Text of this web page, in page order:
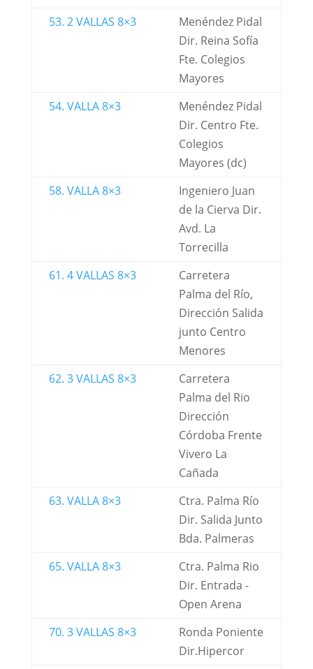
53. 2 VALLAS 8×3
Menéndez Pidal
Dir. Reina Sofía
Fte. Colegios
Mayores
54. VALLA 8×3
Menéndez Pidal
Dir. Centro Fte.
Colegios
Mayores (dc)
58. VALLA 8×3
Ingeniero Juan
de la Cierva Dir.
Avd. La
Torrecilla
61. 4 VALLAS 8×3
Carretera
Palma del Río,
Dirección Salida
junto Centro
Menores
62. 3 VALLAS 8×3
Carretera
Palma del Rio
Dirección
Córdoba Frente
Vivero La
Cañada
63. VALLA 8×3
Ctra. Palma Río
Dir. Salida Junto
Bda. Palmeras
65. VALLA 8×3
Ctra. Palma Rio
Dir. Entrada -
Open Arena
70. 3 VALLAS 8×3
Ronda Poniente
Dir.Hipercor